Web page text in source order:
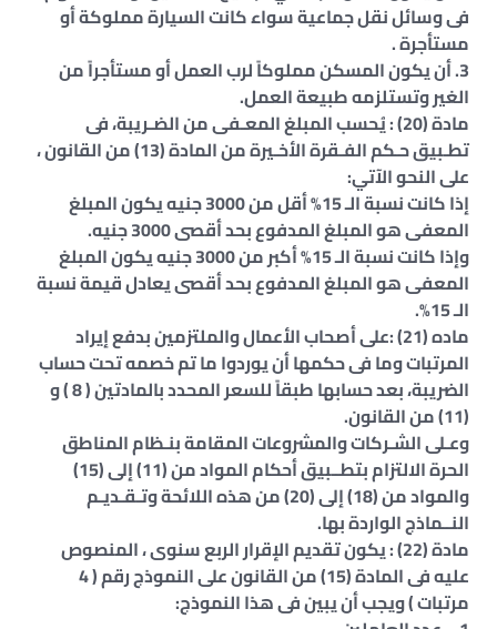
فى وسائل نقل جماعية سواء كانت السيارة مملوكة أو
مستأجرة .
3. أن يكون المسكن مملوكاً لرب العمل أو مستأجراً من
الغير وتستلزمه طبيعة العمل.
مادة (20) : يُحسب المبلغ المعـفى من الضـريبة، فى
تطـبيق حـكم الفـقرة الأخـيرة من المادة (13) من القانون ،
على النحو الآتي:
إذا كانت نسبة الـ 15% أقل من 3000 جنيه يكون المبلغ
المعفى هو المبلغ المدفوع بحد أقصى 3000 جنيه.
وإذا كانت نسبة الـ 15% أكبر من 3000 جنيه يكون المبلغ
المعفى هو المبلغ المدفوع بحد أقصى يعادل قيمة نسبة
الـ 15%.
ماده (21) :على أصحاب الأعمال والملتزمين بدفع إيراد
المرتبات وما فى حكمها أن يوردوا ما تم خصمه تحت حساب
الضريبة، بعد حسابها طبقاً للسعر المحدد بالمادتين ( 8 ) و
(11) من القانون.
وعـلى الشـركات والمشروعات المقامة بنـظام المناطق
الحرة الالتزام بتطــبيق أحكام المواد من (11) إلى (15)
والمواد من (18) إلى (20) من هذه اللائحة وتـقـديـم
النــماذج الواردة بها.
مادة (22) : يكون تقديم الإقرار الربع سنوى ، المنصوص
عليه فى المادة (15) من القانون على النموذج رقم ( 4
مرتبات ) ويجب أن يبين فى هذا النموذج: